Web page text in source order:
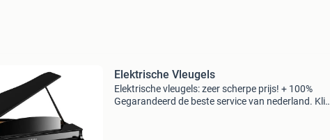
Elektrische Vleugels
Elektrische vleugels: zeer scherpe prijs! + 100%
Gegarandeerd de beste service van nederland. Klik